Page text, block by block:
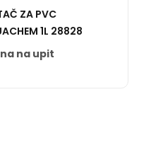
ZA PVC
1L 28828
na upit